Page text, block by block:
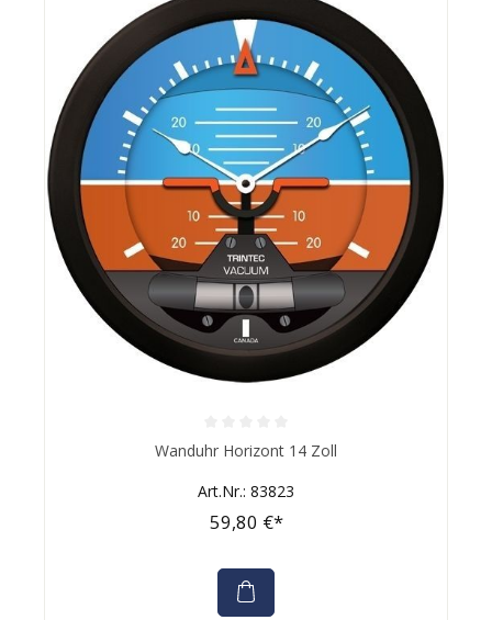
Durchschnittliche Bewertung von 0 von 5 Sternen
Wanduhr Horizont 14 Zoll
Art.Nr.: 83823
59,80 €*